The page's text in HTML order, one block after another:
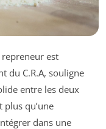
est
du C.R.A, souligne
entre les deux
plus qu’une
dans une